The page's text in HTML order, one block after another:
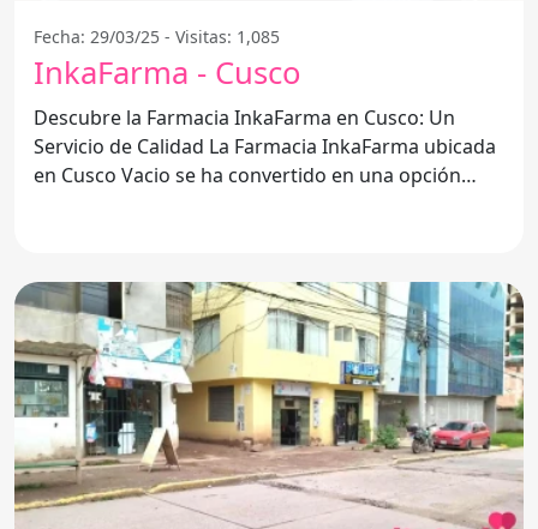
Fecha: 29/03/25 - Visitas: 1,085
InkaFarma - Cusco
Descubre la Farmacia InkaFarma en Cusco: Un
Servicio de Calidad La Farmacia InkaFarma ubicada
en Cusco Vacio se ha convertido en una opción